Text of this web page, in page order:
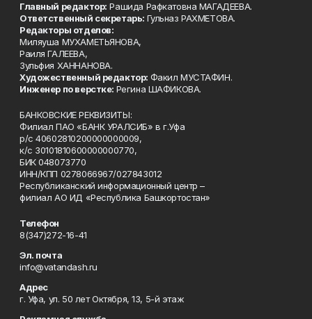
Главный редактор: Рашида Рафкатовна МАГАДЕЕВА.
Ответственный секретарь: Гульназ РАХМЕТОВА.
Редакторы отделов:
Миляуша МУХАМЕТЬЯНОВА,
Раиля ГАЛЕЕВА,
Зульфия ХАННАНОВА.
Художественный редактор: Факил МУСТАФИН.
Инженер по верстке: Регина ШАФИКОВА.
БАНКОВСКИЕ РЕКВИЗИТЫ:
Филиал ПАО «БАНК УРАЛСИБ» в г.Уфа
р/с 40602810200000000009,
к/с 30101810600000000770,
БИК 048073770
ИНН/КПП 0278066967/027843012
Республиканский информационный центр –
филиал АО ИД «Республика Башкортостан»
Телефон
8(347)272-16-41
Эл. почта
info@vatandash.ru
Адрес
г. Уфа, ул. 50 лет Октября, 13, 5-й этаж